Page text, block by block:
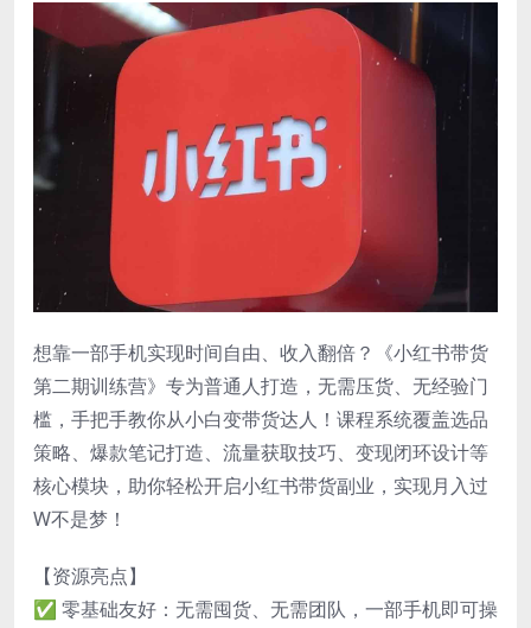
想靠一部手机实现时间自由、收入翻倍？《小红书带货
第二期训练营》专为普通人打造，无需压货、无经验门
槛，手把手教你从小白变带货达人！课程系统覆盖选品
策略、爆款笔记打造、流量获取技巧、变现闭环设计等
核心模块，助你轻松开启小红书带货副业，实现月入过
W不是梦！
【资源亮点】
✅ 零基础友好：无需囤货、无需团队，一部手机即可操